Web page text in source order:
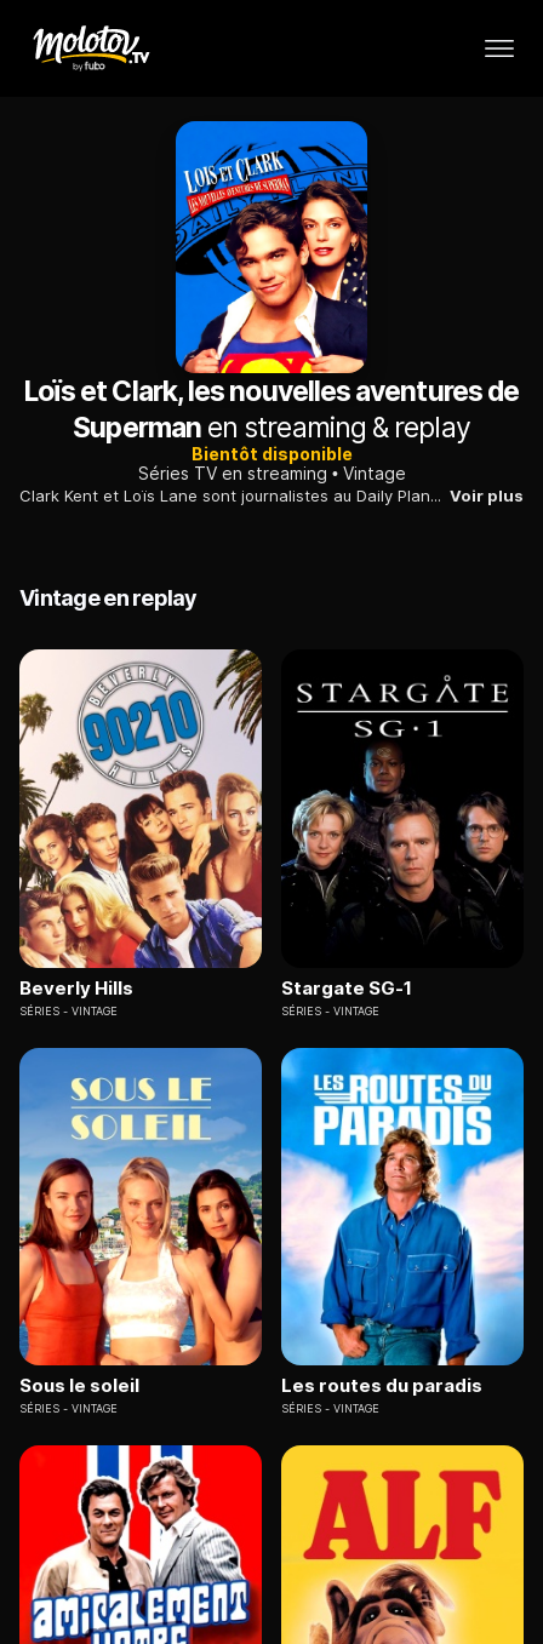
Loïs et Clark, les nouvelles aventures de
Supermanen streaming & replay
Bientôt disponible
Séries TV en streaming
Vintage
Clark Kent et Loïs Lane sont journalistes au Daily Planet à Métropolis et se retrouvent toujours mêlés à des histoires incroyables. Voir plus
Vintage en replay
Beverly Hills
SÉRIES VINTAGE
Stargate SG-1
SÉRIES VINTAGE
Sous le soleil
SÉRIES VINTAGE
Les routes du paradis
SÉRIES VINTAGE